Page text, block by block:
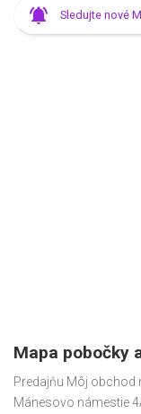
Sledujte nové
Mapa pobočky
Predajňu Môj obchod
Mánesovo námestie